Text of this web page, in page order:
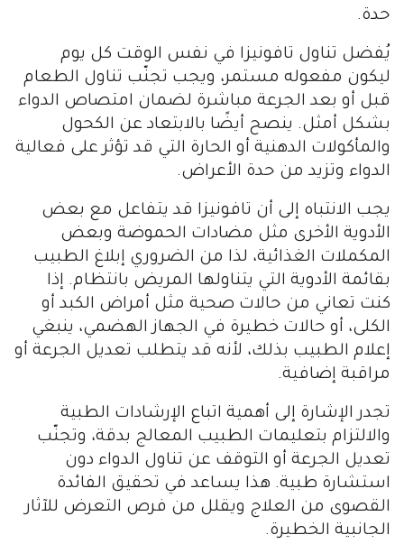
حدة.
يُفضل تناول تافونيزا في نفس الوقت كل يوم
ليكون مفعوله مستمر، ويجب تجنّب تناول الطعام
قبل أو بعد الجرعة مباشرة لضمان امتصاص الدواء
بشكل أمثل. ينصح أيضًا بالابتعاد عن الكحول
والمأكولات الدهنية أو الحارة التي قد تؤثر على فعالية
الدواء وتزيد من حدة الأعراض.
يجب الانتباه إلى أن تافونيزا قد يتفاعل مع بعض
الأدوية الأخرى مثل مضادات الحموضة وبعض
المكملات الغذائية، لذا من الضروري إبلاغ الطبيب
بقائمة الأدوية التي يتناولها المريض بانتظام. إذا
كنت تعاني من حالات صحية مثل أمراض الكبد أو
الكلى، أو حالات خطيرة في الجهاز الهضمي، ينبغي
إعلام الطبيب بذلك، لأنه قد يتطلب تعديل الجرعة أو
مراقبة إضافية.
تجدر الإشارة إلى أهمية اتباع الإرشادات الطبية
والالتزام بتعليمات الطبيب المعالج بدقة، وتجنّب
تعديل الجرعة أو التوقف عن تناول الدواء دون
استشارة طبية. هذا يساعد في تحقيق الفائدة
القصوى من العلاج ويقلل من فرص التعرض للآثار
الجانبية الخطيرة.